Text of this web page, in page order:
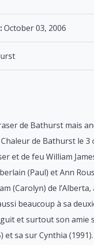
October 03, 2006
de Bathurst mais
de Bathurst le
et de feu William
(Paul) et Ann
(Carolyn) de
beaucoup à sa
et surtout son amie
et sa sur Cynthia